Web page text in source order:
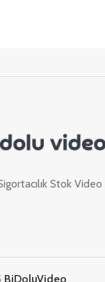
Stok Video
BiDoluVideo